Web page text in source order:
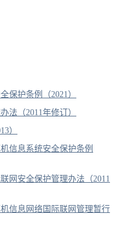
保护条例（2021）
法（2011年修订）
）
信息系统安全保护条例
网安全保护管理办法（2011
信息网络国际联网管理暂行